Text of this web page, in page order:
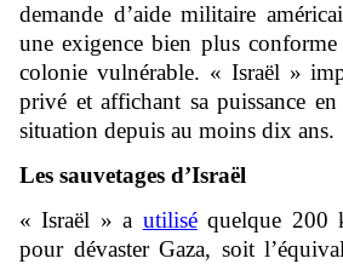
demande d’aide militaire
une exigence bien plus
colonie vulnérable. « Israël »
privé et affichant sa puissance
situation depuis au moins dix ans.
Les sauvetages d’Israël
« Israël » a utiliséquelque 200
pour dévaster Gaza, soit